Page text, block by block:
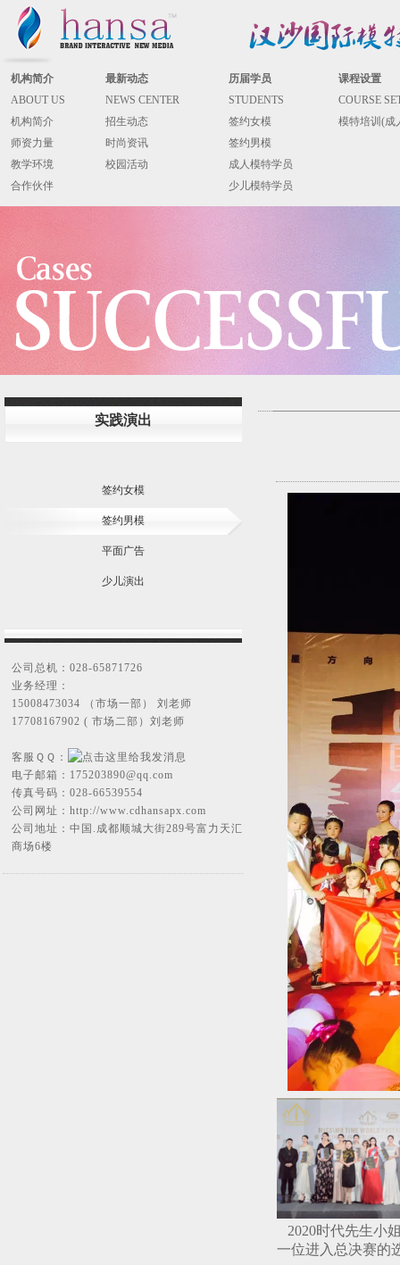
机构简介 最新动态 历届学员
课程设置
ABOUT US
NEWS CENTER STUDENTS
COURSE
机构简介
招生动态 签约女模
模特培训(成
师资力量
时尚资讯
签约男模
教学环境
校园活动
成人模特学员
合作伙伴
少儿模特学员
实践演出
签约女模
签约男模
平面广告
少儿演出
公司总机：028-65871726
业务经理：
15008473034 （市场一部） 刘老师
17708167902 ( 市场二部）刘老师
客服ＱＱ：
电子邮箱： 175203890@qq.com
传真号码：028-66539554
公司网址： http://www.cdhansapx.com
公司地址：中国.成都顺城大街289号富力天汇
商场6楼
2020时代先生小
一位进入总决赛的